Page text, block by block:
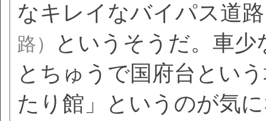
なキレイなバイパス道
路）
というそうだ。車少
とちゅうで国府台とい
たり館」というのが気